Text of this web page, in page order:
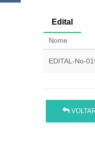
Edital
Nome
EDITAL-No-